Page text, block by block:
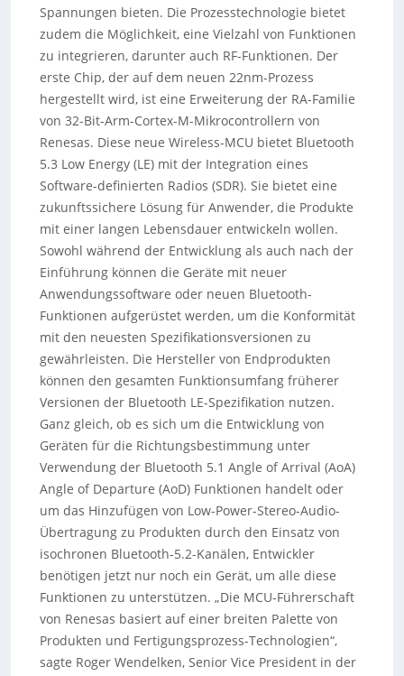
Spannungen bieten. Die Prozesstechnologie bietet
zudem die Möglichkeit, eine Vielzahl von Funktionen
zu integrieren, darunter auch RF-Funktionen. Der
erste Chip, der auf dem neuen 22nm-Prozess
hergestellt wird, ist eine Erweiterung der RA-Familie
von 32-Bit-Arm-Cortex-M-Mikrocontrollern von
Renesas. Diese neue Wireless-MCU bietet Bluetooth
5.3 Low Energy (LE) mit der Integration eines
Software-definierten Radios (SDR). Sie bietet eine
zukunftssichere Lösung für Anwender, die Produkte
mit einer langen Lebensdauer entwickeln wollen.
Sowohl während der Entwicklung als auch nach der
Einführung können die Geräte mit neuer
Anwendungssoftware oder neuen Bluetooth-
Funktionen aufgerüstet werden, um die Konformität
mit den neuesten Spezifikationsversionen zu
gewährleisten. Die Hersteller von Endprodukten
können den gesamten Funktionsumfang früherer
Versionen der Bluetooth LE-Spezifikation nutzen.
Ganz gleich, ob es sich um die Entwicklung von
Geräten für die Richtungsbestimmung unter
Verwendung der Bluetooth 5.1 Angle of Arrival (AoA)
Angle of Departure (AoD) Funktionen handelt oder
um das Hinzufügen von Low-Power-Stereo-Audio-
Übertragung zu Produkten durch den Einsatz von
isochronen Bluetooth-5.2-Kanälen, Entwickler
benötigen jetzt nur noch ein Gerät, um alle diese
Funktionen zu unterstützen. „Die MCU-Führerschaft
von Renesas basiert auf einer breiten Palette von
Produkten und Fertigungsprozess-Technologien“,
sagte Roger Wendelken, Senior Vice President in der